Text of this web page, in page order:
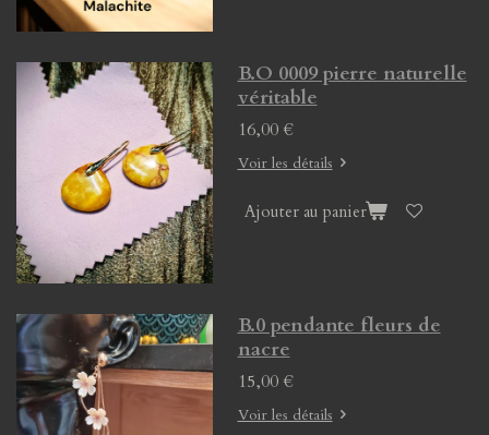
B.O 0009 pierre naturelle
véritable
16,00 €
Voir les détails
Ajouter au panier
B.0 pendante fleurs de
nacre
15,00 €
Voir les détails